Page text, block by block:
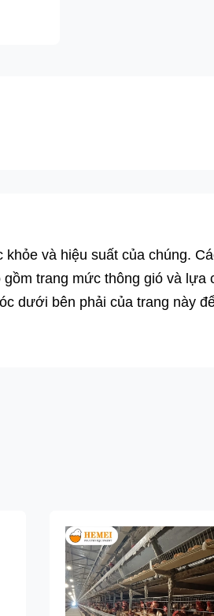
và hiệu suất của chúng.
trang mức thông gió và lựa
dưới bên phải của trang này